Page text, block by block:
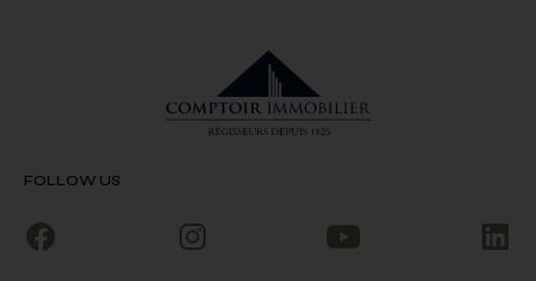
FOLLOW US